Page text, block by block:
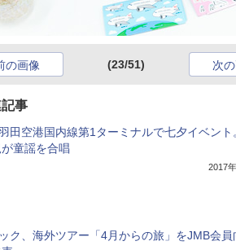
の画像 (23/51) 次
事
田空港国内線第1ターミナルで七夕イベント
童謡を合唱
2017
ク、海外ツアー「4月からの旅」をJMB会員